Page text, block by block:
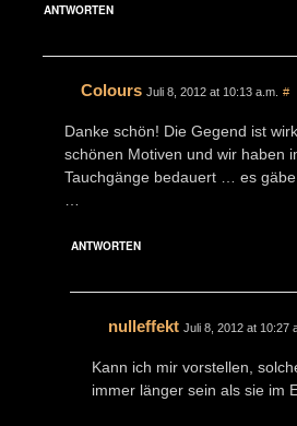
ANTWORTEN
Colours Juli 8, 2012 at 10:13 a.m. #
Danke schön! Die Gegend ist
schönen Motiven und wir haben
Tauchgänge bedauert … es
ANTWORTEN
nulleffekt Juli 8, 2012 at 10:27
Kann ich mir vorstellen,
immer länger sein als sie im